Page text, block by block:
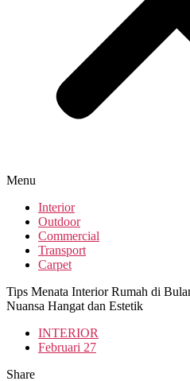
Menu
Interior
Outdoor
Commercial
Transport
Carpet
Tips Menata Interior Rumah di
Nuansa Hangat dan Estetik
INTERIOR
Februari 27
Share